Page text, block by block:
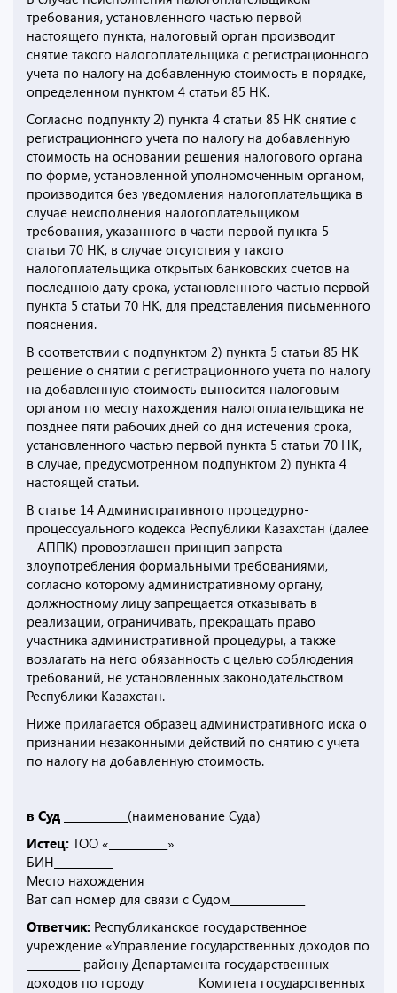
требования, установленного частью первой
настоящего пункта, налоговый орган производит
снятие такого налогоплательщика с регистрационного
учета по налогу на добавленную стоимость в порядке,
определенном пунктом 4 статьи 85 НК.
Согласно подпункту 2) пункта 4 статьи 85 НК снятие с
регистрационного учета по налогу на добавленную
стоимость на основании решения налогового органа
по форме, установленной уполномоченным органом,
производится без уведомления налогоплательщика в
случае неисполнения налогоплательщиком
требования, указанного в части первой пункта 5
статьи 70 НК, в случае отсутствия у такого
налогоплательщика открытых банковских счетов на
последнюю дату срока, установленного частью первой
пункта 5 статьи 70 НК, для представления письменного
пояснения.
В соответствии с подпунктом 2) пункта 5 статьи 85 НК
решение о снятии с регистрационного учета по налогу
на добавленную стоимость выносится налоговым
органом по месту нахождения налогоплательщика не
позднее пяти рабочих дней со дня истечения срока,
установленного частью первой пункта 5 статьи 70 НК,
в случае, предусмотренном подпунктом 2) пункта 4
настоящей статьи.
В статье 14 Административного процедурно-
процессуального кодекса Республики Казахстан (далее
– АППК) провозглашен принцип запрета
злоупотребления формальными требованиями,
согласно которому административному органу,
должностному лицу запрещается отказывать в
реализации, ограничивать, прекращать право
участника административной процедуры, а также
возлагать на него обязанность с целью соблюдения
требований, не установленных законодательством
Республики Казахстан.
Ниже прилагается образец административного иска о
признании незаконными действий по снятию с учета
по налогу на добавленную стоимость.
в Суд ____________ (наименование Суда)
Истец: ТОО «___________»
БИН___________
Место нахождения ___________
Ват сап номер для связи с Судом______________
Ответчик: Республиканское государственное
учреждение «Управление государственных доходов по
__________ району Департамента государственных
доходов по городу _________ Комитета государственных